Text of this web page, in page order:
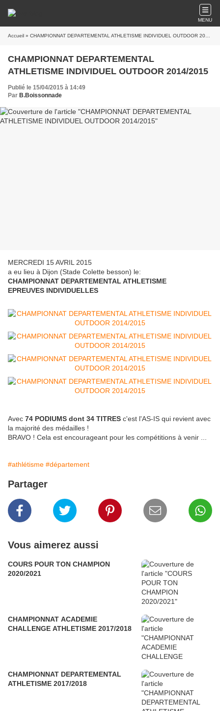
MENU
Accueil » CHAMPIONNAT DEPARTEMENTAL ATHLETISME INDIVIDUEL OUTDOOR 2014/2015
CHAMPIONNAT DEPARTEMENTAL
ATHLETISME INDIVIDUEL OUTDOOR 2014/2015
Publié le 15/04/2015 à 14:49
Par B.Boissonnade
MERCREDI 15 AVRIL 2015
a eu lieu à Dijon (Stade Colette besson) le:
CHAMPIONNAT DEPARTEMENTAL ATHLETISME
EPREUVES INDIVIDUELLES
Avec 74 PODIUMS dont 34 TITRES c'est l'AS-IS qui revient avec
la majorité des médailles !
BRAVO ! Cela est encourageant pour les compétitions à venir ...
#athlétisme #département
Partager
Vous aimerez aussi
COURS POUR TON CHAMPION
2020/2021
CHAMPIONNAT ACADEMIE
CHALLENGE ATHLETISME 2017/2018
CHAMPIONNAT DEPARTEMENTAL
ATHLETISME 2017/2018